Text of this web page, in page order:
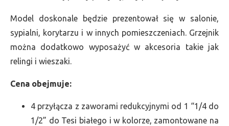
Model doskonale będzie prezentował się w salonie,
sypialni, korytarzu i w innych pomieszczeniach. Grzejnik
można dodatkowo wyposażyć w akcesoria takie jak
relingi i wieszaki.
Cena obejmuje:
4 przyłącza z zaworami redukcyjnymi od 1 “1/4 do
1/2” do Tesi białego i w kolorze, zamontowane na